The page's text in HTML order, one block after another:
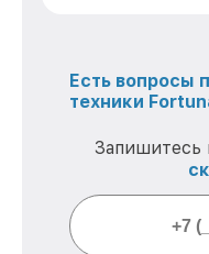
Есть вопросы
техники
Запишитесь